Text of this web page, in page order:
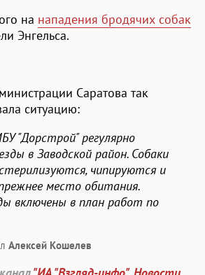
на нападения бродячих собак
Энгельса.
Саратова так
ситуацию:
"Дорстрой" регулярно
в Заводской район. Собаки
чипируются и
место обитания.
включены в план работ по
Алексей Кошелев